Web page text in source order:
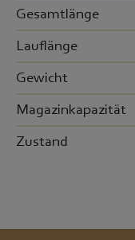
Gesamtlänge
Lauflänge
Gewicht
Magazinkapazität
Zustand